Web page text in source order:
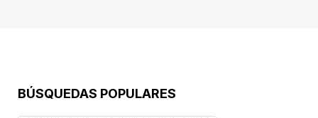
BÚSQUEDAS POPULARES